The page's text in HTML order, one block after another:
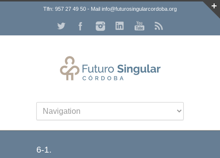
Tlfn: 957 27 49 50 - Mail info@futurosingularcordoba.org
6-1.